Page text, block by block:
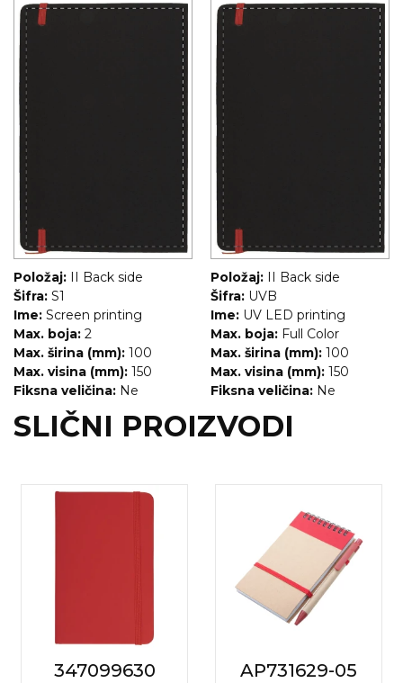
Položaj: II Back side
Šifra: S1
Ime: Screen printing
Max. boja: 2
Max. širina (mm): 100
Max. visina (mm): 150
Fiksna veličina: Ne
Položaj: II Back side
Šifra: UVB
Ime: UV LED printing
Max. boja: Full Color
Max. širina (mm): 100
Max. visina (mm): 150
Fiksna veličina: Ne
SLIČNI PROIZVODI
347099630 AP731629-05